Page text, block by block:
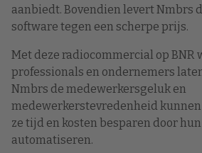
aanbiedt. Bovendien levert Nmbrs
software tegen een scherpe prijs.
Met deze radiocommercial op BNR
professionals en ondernemers
Nmbrs de medewerkersgeluk en
medewerkerstevredenheid
ze tijd en kosten besparen door
automatiseren.